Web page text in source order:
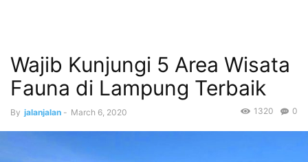
Wajib Kunjungi 5 Area Wisata
Fauna di Lampung Terbaik
By jalanjalan - March 6, 2020 0
1320